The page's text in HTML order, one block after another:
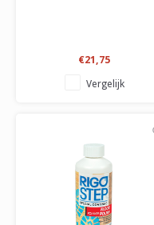
€21,75
Vergelijk